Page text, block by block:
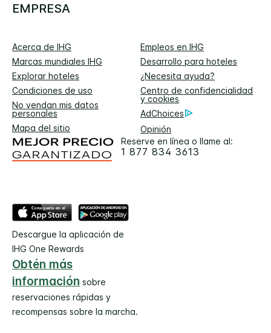
EMPRESA
Acerca de IHG
Empleos en IHG
Marcas mundiales IHG
Desarrollo para hoteles
Explorar hoteles
¿Necesita ayuda?
Condiciones de uso
Centro de confidencialidad
y cookies
No vendan mis datos
personales
AdChoices
Mapa del sitio
Opinión
Reserve en línea o llame al:
1 877 834 3613
Descargue la aplicación de
IHG One Rewards
Obtén más
información sobre
reservaciones rápidas y
recompensas sobre la marcha.